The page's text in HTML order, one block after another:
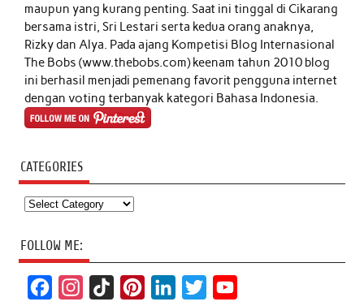
maupun yang kurang penting. Saat ini tinggal di Cikarang
bersama istri, Sri Lestari serta kedua orang anaknya,
Rizky dan Alya. Pada ajang Kompetisi Blog Internasional
The Bobs (www.thebobs.com) keenam tahun 2010 blog
ini berhasil menjadi pemenang favorit pengguna internet
dengan voting terbanyak kategori Bahasa Indonesia.
CATEGORIES
Categories
FOLLOW ME: